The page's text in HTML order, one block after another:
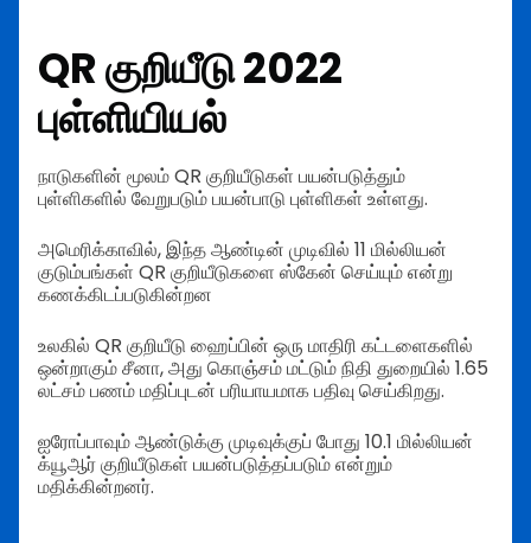
QR குறியீடு 2022
புள்ளியியல்
நாடுகளின் மூலம் QR குறியீடுகள் பயன்படுத்தும்
புள்ளிகளில் வேறுபடும் பயன்பாடு புள்ளிகள் உள்ளது.
அமெரிக்காவில், இந்த ஆண்டின் முடிவில் 11 மில்லியன்
குடும்பங்கள் QR குறியீடுகளை ஸ்கேன் செய்யும் என்று
கணக்கிடப்படுகின்றன
உலகில் QR குறியீடு ஹைப்பின் ஒரு மாதிரி கட்டளைகளில்
ஒன்றாகும் சீனா, அது கொஞ்சம் மட்டும் நிதி துறையில் 1.65
லட்சம் பணம் மதிப்புடன் பரியாயமாக பதிவு செய்கிறது.
ஐரோப்பாவும் ஆண்டுக்கு முடிவுக்குப் போது 10.1 மில்லியன்
க்யூஆர் குறியீடுகள் பயன்படுத்தப்படும் என்றும்
மதிக்கின்றனர்.